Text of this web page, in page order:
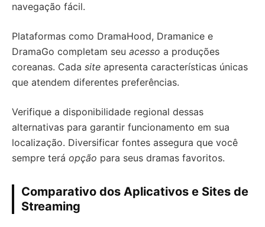
navegação fácil.
Plataformas como DramaHood, Dramanice e
DramaGo completam seu acesso a produções
coreanas. Cada site apresenta características únicas
que atendem diferentes preferências.
Verifique a disponibilidade regional dessas
alternativas para garantir funcionamento em sua
localização. Diversificar fontes assegura que você
sempre terá opção para seus dramas favoritos.
Comparativo dos Aplicativos e Sites de
Streaming